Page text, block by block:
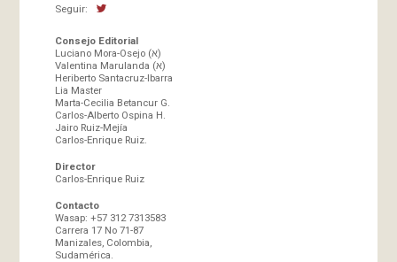
Seguir:
Consejo Editorial
Luciano Mora-Osejo (א)
Valentina Marulanda (א)
Heriberto Santacruz-Ibarra
Lia Master
Marta-Cecilia Betancur G.
Carlos-Alberto Ospina H.
Jairo Ruiz-Mejía
Carlos-Enrique Ruiz.
Director
Carlos-Enrique Ruiz
Contacto
Wasap: +57 312 7313583
Carrera 17 No 71-87
Manizales, Colombia,
Sudamérica.